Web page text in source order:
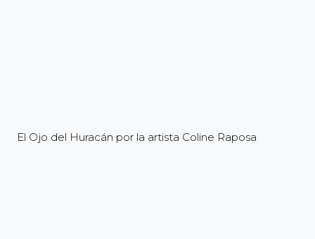
El Ojo del Huracán por la artista Coline Raposa